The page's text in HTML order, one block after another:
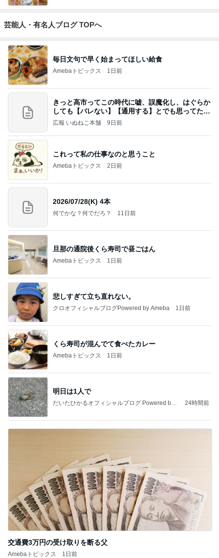
芸能人・有名人ブログ TOPへ
毎日文句で早く始まってほしい給食
Amebaトピックス 1日前
きっと高市ってこの時代に嘘、誤魔化し、はぐらか
しても【バレない】【通用する】とでも思ってたん
だろ
広報 いぬねこ本舗 9日前
これって私の仕事なのと思うこと
Amebaトピックス 2日前
2026/07/28(K) 4本
何でかな？何でだろ？ 11日前
旦那の通院後くら寿司で昼ごはん
Amebaトピックス 1日前
悲しすぎて立ち直れない。
クロオフィシャルブログPowered by Ameba 1日前
くら寿司が混んでて食べたカレー
Amebaトピックス 1日前
明日は1人で
だいたひかるオフィシャルブログ Powered by
24時間前
交通費3万円の受け取りを断る父
Amebaトピックス 1日前